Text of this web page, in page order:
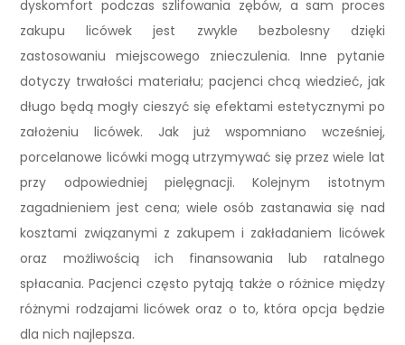
dyskomfort podczas szlifowania zębów, a sam proces
zakupu licówek jest zwykle bezbolesny dzięki
zastosowaniu miejscowego znieczulenia. Inne pytanie
dotyczy trwałości materiału; pacjenci chcą wiedzieć, jak
długo będą mogły cieszyć się efektami estetycznymi po
założeniu licówek. Jak już wspomniano wcześniej,
porcelanowe licówki mogą utrzymywać się przez wiele lat
przy odpowiedniej pielęgnacji. Kolejnym istotnym
zagadnieniem jest cena; wiele osób zastanawia się nad
kosztami związanymi z zakupem i zakładaniem licówek
oraz możliwością ich finansowania lub ratalnego
spłacania. Pacjenci często pytają także o różnice między
różnymi rodzajami licówek oraz o to, która opcja będzie
dla nich najlepsza.